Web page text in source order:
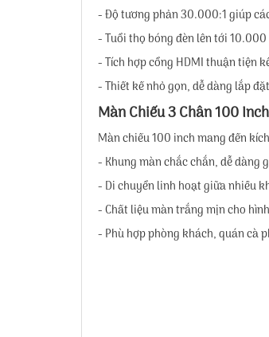
- Độ tương phản 30.000:1 giúp
- Tuổi thọ bóng đèn lên tới
- Tích hợp cổng HDMI thuận tiện
- Thiết kế nhỏ gọn, dễ dàng lắp
Màn Chiếu 3 Chân 100
Màn chiếu 100 inch mang đến
- Khung màn chắc chắn, dễ dàng
- Di chuyển linh hoạt giữa nhiều
- Chất liệu màn trắng mịn cho
- Phù hợp phòng khách, quán cà